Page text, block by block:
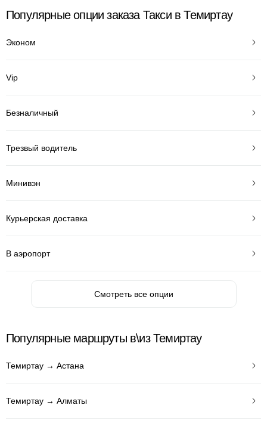
Популярные опции заказа Такси в Темиртау
Эконом
Vip
Безналичный
Трезвый водитель
Минивэн
Курьерская доставка
В аэропорт
Смотреть все опции
Популярные маршруты в\из Темиртау
Темиртау → Астана
Темиртау → Алматы